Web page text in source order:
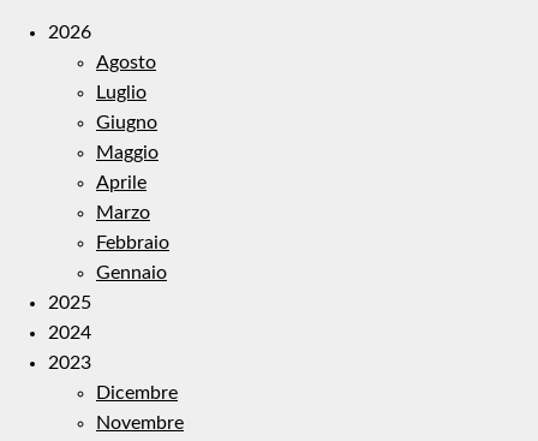
2026
Agosto
Luglio
Giugno
Maggio
Aprile
Marzo
Febbraio
Gennaio
2025
2024
2023
Dicembre
Novembre